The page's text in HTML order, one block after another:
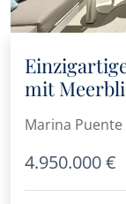
mit
Marina
4.950.000 €